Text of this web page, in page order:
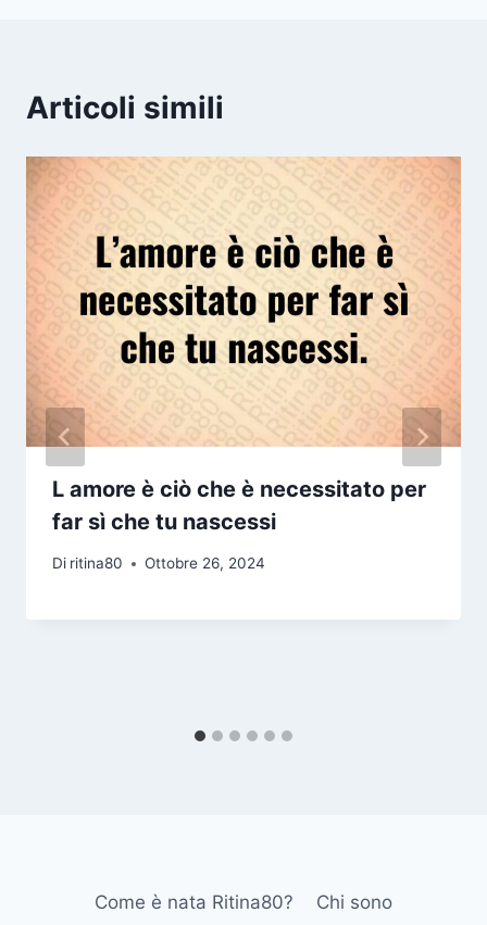
Articoli simili
L amore è ciò che è necessitato per
far sì che tu nascessi
Di ritina80 Ottobre 26, 2024
Come è nata Ritina80? Chi sono